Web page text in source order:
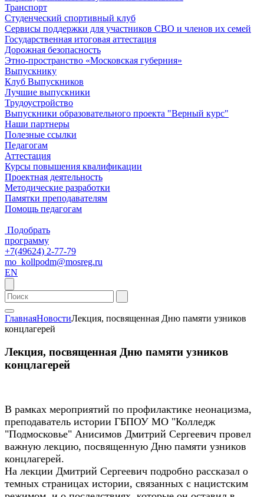
Транспорт
Студенческий спортивный клуб
Сервисы поддержки для участников СВО и членов их семей
Государственная итоговая аттестация
Дорожная безопасность
Этно-пространство «Московская губерния»
Выпускнику
Клуб Выпускников
Лучшие выпускники
Трудоустройство
Выпускники образовательного проекта "Верный курс"
Наши партнеры
Полезные ссылки
Педагогам
Аттестация
Курсы повышения квалификации
Проектная деятельность
Методические разработки
Памятки преподавателям
Помощь педагогам
Подобрать
программу
+7(49624) 2-77-79
mo_kollpodm@mosreg.ru
EN
ГлавнаяНовостиЛекция, посвященная Дню памяти узников
концлагерей
Лекция, посвященная Дню памяти узников
концлагерей
В рамках мероприятий по профилактике неонацизма,
преподаватель истории ГБПОУ МО "Колледж
"Подмосковье" Анисимов Дмитрий Сергеевич провел
важную лекцию, посвященную Дню памяти узников
концлагерей.
На лекции Дмитрий Сергеевич подробно рассказал о
темных страницах истории, связанных с нацистским